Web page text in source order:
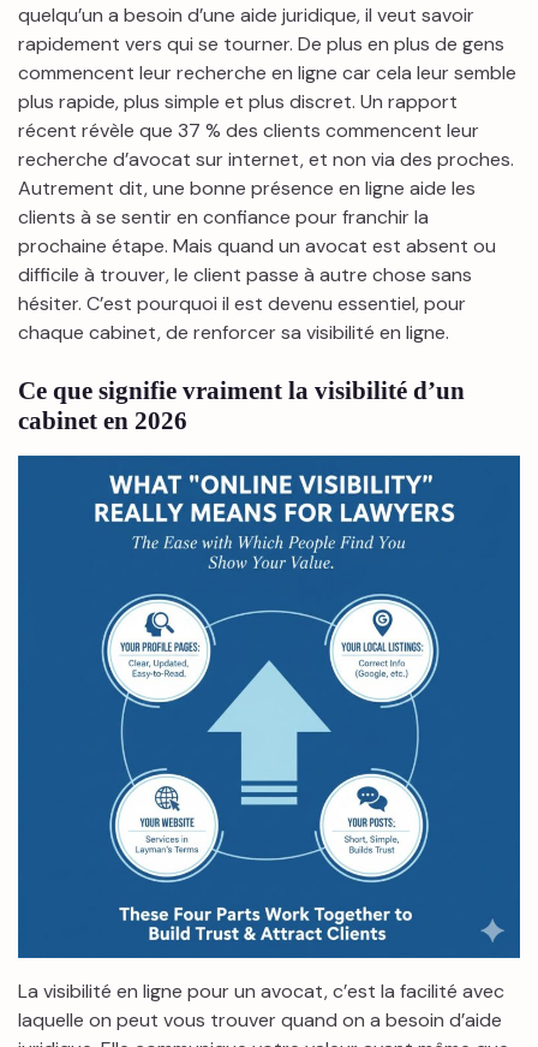
quelqu’un a besoin d’une aide juridique, il veut savoir
rapidement vers qui se tourner. De plus en plus de gens
commencent leur recherche en ligne car cela leur semble
plus rapide, plus simple et plus discret. Un rapport
récent révèle que 37 % des clients commencent leur
recherche d’avocat sur internet, et non via des proches.
Autrement dit, une bonne présence en ligne aide les
clients à se sentir en confiance pour franchir la
prochaine étape. Mais quand un avocat est absent ou
difficile à trouver, le client passe à autre chose sans
hésiter. C’est pourquoi il est devenu essentiel, pour
chaque cabinet, de renforcer sa visibilité en ligne.
Ce que signifie vraiment la visibilité d’un
cabinet en 2026
La visibilité en ligne pour un avocat, c’est la facilité avec
laquelle on peut vous trouver quand on a besoin d’aide